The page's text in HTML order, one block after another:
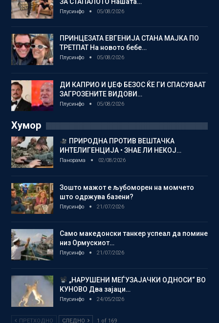
Плусинфо 05/08/2026
ПРИНЦЕЗАТА ЕВГЕНИЈА СТАНА МАЈКА ПО
ТРЕТПАТ На новото бебе…
Плусинфо 05/08/2026
ДИ КАПРИО И ЏЕФ БЕЗОС ЌЕ ГИ СПАСУВААТ
ЗАГРОЗЕНИТЕ ВИДОВИ…
Плусинфо 05/08/2026
Хумор
ПРИРОДНА ПРОТИВ ВЕШТАЧКА
ИНТЕЛИГЕНЦИЈА • ЗНАЕ ЛИ НЕКОЈ…
Панорама 02/08/2026
Зошто мажот е љубоморен на момчето
што одржува базени?
Плусинфо 21/07/2026
Само македонски танкер успеал да помине
низ Ормускиот…
Плусинфо 21/07/2026
„НАРУШЕНИ МЕЃУЗАЈАЧКИ ОДНОСИ“ ВО
КУНОВО Два зајаци…
Плусинфо 24/05/2026
ПРЕТХОДНО СЛЕДНО 1 of 169